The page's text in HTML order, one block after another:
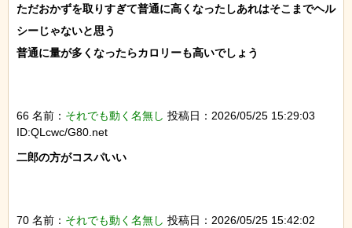
ただおかずを取りすぎて普通に高くなったしあれはそこまでヘル
シーじゃないと思う
普通に量が多くなったらカロリーも高いでしょう
66 名前： それでも動く名無し 投稿日：2026/05/25 15:29:03
ID:QLcwc/G80.net
二郎の方がコスパいい
70 名前： それでも動く名無し 投稿日：2026/05/25 15:42:02